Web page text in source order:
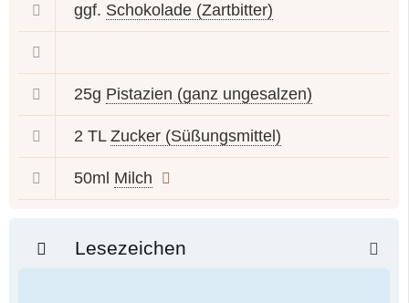
ggf. Schokolade (Zartbitter)
25g Pistazien (ganz ungesalzen)
2 TL Zucker (Süßungsmittel)
50ml Milch
Lesezeichen